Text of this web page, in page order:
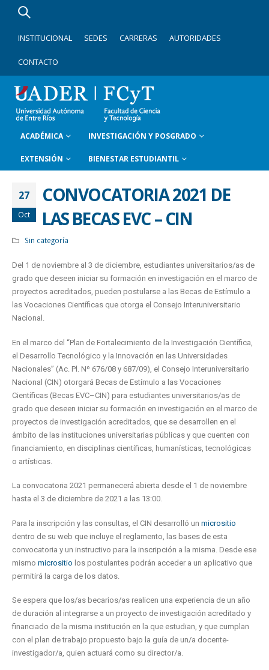
INSTITUCIONAL SEDES CARRERAS AUTORIDADES
CONTACTO
ACADÉMICA INVESTIGACIÓN Y POSGRADO
EXTENSIÓN BIENESTAR ESTUDIANTIL
27
Oct
CONVOCATORIA 2021 DE
LAS BECAS EVC – CIN
Sin categoría
Del 1 de noviembre al 3 de diciembre, estudiantes universitarios/as de
grado que deseen iniciar su formación en investigación en el marco de
proyectos acreditados, pueden postularse a las Becas de Estímulo a
las Vocaciones Científicas que otorga el Consejo Interuniversitario
Nacional.
En el marco del “Plan de Fortalecimiento de la Investigación Científica,
el Desarrollo Tecnológico y la Innovación en las Universidades
Nacionales” (Ac. Pl. Nº 676/08 y 687/09), el Consejo Interuniversitario
Nacional (CIN) otorgará Becas de Estímulo a las Vocaciones
Científicas (Becas EVC–CIN) para estudiantes universitarios/as de
grado que deseen iniciar su formación en investigación en el marco de
proyectos de investigación acreditados, que se desarrollen en el
ámbito de las instituciones universitarias públicas y que cuenten con
financiamiento, en disciplinas científicas, humanísticas, tecnológicas
o artísticas.
La convocatoria 2021 permanecerá abierta desde el 1 de noviembre
hasta el 3 de diciembre de 2021 a las 13:00.
Para la inscripción y las consultas, el CIN desarrolló un micrositio
dentro de su web que incluye el reglamento, las bases de esta
convocatoria y un instructivo para la inscripción a la misma. Desde ese
mismo micrositio los postulantes podrán acceder a un aplicativo que
permitirá la carga de los datos.
Se espera que los/as becarios/as realicen una experiencia de un año
de duración al integrarse a un proyecto de investigación acreditado y
financiado de la misma institución en la que estudian, y que cumplan
con el plan de trabajo propuesto bajo la guía de un/a docente-
investigador/a, quien actuará como su director/a.